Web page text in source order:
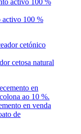
activo 100 %
cetosa natural
en venda
de